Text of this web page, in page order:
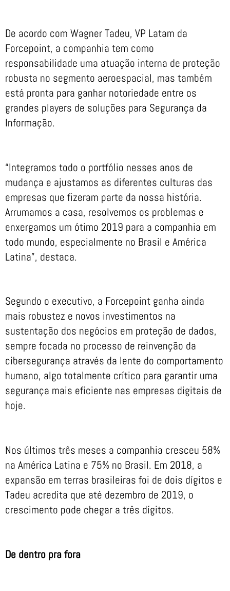
De acordo com Wagner Tadeu, VP Latam da
Forcepoint, a companhia tem como
responsabilidade uma atuação interna de proteção
robusta no segmento aeroespacial, mas também
está pronta para ganhar notoriedade entre os
grandes players de soluções para Segurança da
Informação.
“Integramos todo o portfólio nesses anos de
mudança e ajustamos as diferentes culturas das
empresas que fizeram parte da nossa história.
Arrumamos a casa, resolvemos os problemas e
enxergamos um ótimo 2019 para a companhia em
todo mundo, especialmente no Brasil e América
Latina”, destaca.
Segundo o executivo, a Forcepoint ganha ainda
mais robustez e novos investimentos na
sustentação dos negócios em proteção de dados,
sempre focada no processo de reinvenção da
cibersegurança através da lente do comportamento
humano, algo totalmente crítico para garantir uma
segurança mais eficiente nas empresas digitais de
hoje.
Nos últimos três meses a companhia cresceu 58%
na América Latina e 75% no Brasil. Em 2018, a
expansão em terras brasileiras foi de dois dígitos e
Tadeu acredita que até dezembro de 2019, o
crescimento pode chegar a três dígitos.
De dentro pra fora